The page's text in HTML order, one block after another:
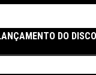
DO